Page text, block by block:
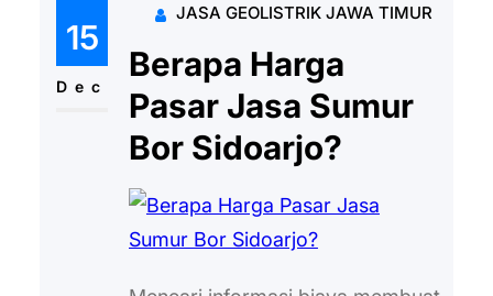
tapi bisa menghasilkan masalah
dalam proses seleksi. Ingin tahu
tantangan apa saja yang muncul
saat memilih jasa bor di Surabaya
yang bagus? Berikut adalah
bahasannya:…
15
Dec
JASA GEOLISTRIK JAWA TIMUR
Berapa Harga
Pasar Jasa Sumur
Bor Sidoarjo?